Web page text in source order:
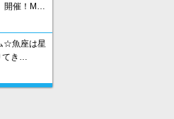
開催！M…
☆魚座は星
てき…